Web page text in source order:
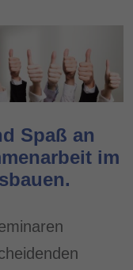
Spaß an
im